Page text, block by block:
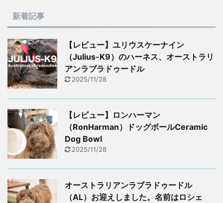
新着記事
【レビュー】ユリウスケーナイン
（Julius-K9）のハーネス、オーストラリ
アンラブラドゥードル
2025/11/28
【レビュー】ロンハーマン
（RonHarman）ドッグボールCeramic
Dog Bowl
2025/11/28
オーストラリアンラブラドゥードル
（AL）お迎えしました。名前はロシェ